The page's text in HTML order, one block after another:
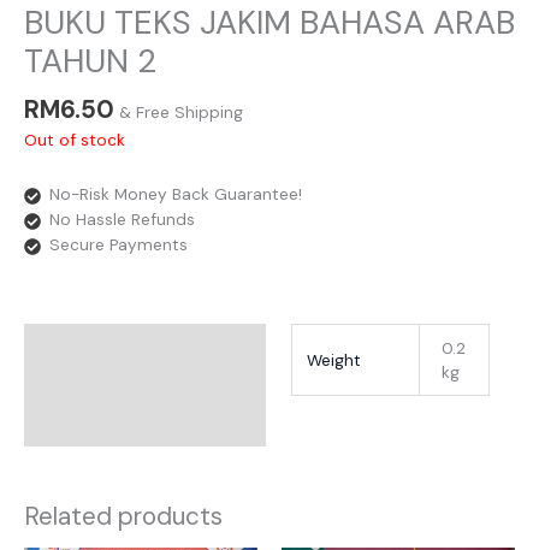
BUKU TEKS JAKIM BAHASA ARAB
TAHUN 2
RM6.50 & Free Shipping
Out of stock
No-Risk Money Back Guarantee!
No Hassle Refunds
Secure Payments
Weight
0.2
kg
Related products